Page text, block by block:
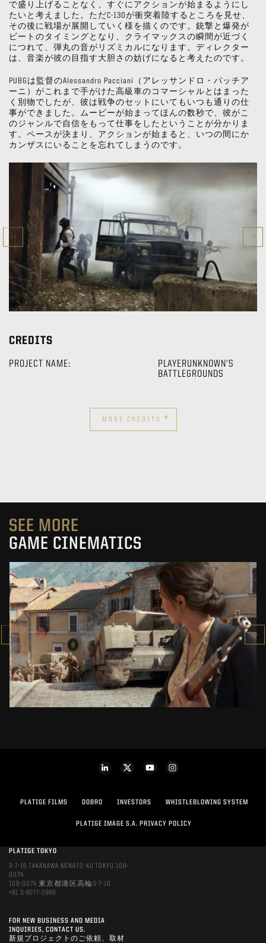
で盛り上げることなく、すぐにアクションが始まるようにし
たいと考えました。ただC-130が衝突着陸するところを見せ、
その後に戦場が展開していく様を描くのです。銃撃と爆発が
ビートのタイミングとなり、クライマックスの瞬間が近づく
につれて、弾丸の音がリズミカルになります。ディレクター
は、音楽が彼の目指す大胆さの妨げになると考えたのです。
PUBGは監督のAlessandro Pacciani（アレッサンドロ・パッチア
ーニ）がこれまで手がけた高級車のコマーシャルとはまった
く別物でしたが、彼は戦争のセットにいてもいつも通りの仕
事ができました。ムービーが始まってほんの数秒で、彼がこ
のジャンルで自信をもって仕事をしたということが分かりま
す。ペースが決まり、アクションが始まると、いつの間にか
カンザスにいることを忘れてしまうのです。
CREDITS
PROJECT NAME:
PLAYERUNKNOWN’S
BATTLEGROUNDS
MORE CREDITS +
SEE MORE
GAME CINEMATICS
COMPANY OF HEROES 3
CINEMATIC TRAILER
SEE PROJECT
PLATIGE FILMS DOBRO INVESTORS WHISTLEBLOWING SYSTEM
PLATIGE IMAGE S.A. PRIVACY POLICY
PLATIGE TOKYO
3-7-16 TAKANAWA MINATO-KU TOKYO 108-
0074
108-0074 東京都港区高輪3-7-16
+81 3-6277-2966
FOR NEW BUSINESS AND MEDIA
INQUIRIES, CONTACT US.
新規プロジェクトのご依頼、取材